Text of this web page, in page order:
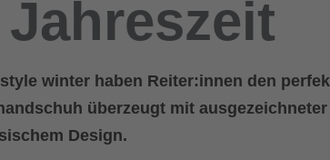
winter haben Reiter:innen den
überzeugt mit ausgezeichneter
Design.